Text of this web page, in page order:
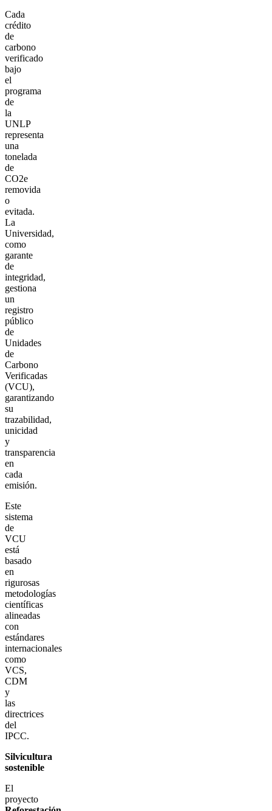
Cada
crédito
de
carbono
verificado
bajo
el
programa
de
la
UNLP
representa
una
tonelada
de
CO2e
removida
o
evitada.
La
Universidad,
como
garante
de
integridad,
gestiona
un
registro
público
de
Unidades
de
Carbono
Verificadas
(VCU),
garantizando
su
trazabilidad,
unicidad
y
transparencia
en
cada
emisión.
Este
sistema
de
VCU
está
basado
en
rigurosas
metodologías
científicas
alineadas
con
estándares
internacionales
como
VCS,
CDM
y
las
directrices
del
IPCC.
Silvicultura
sostenible
El
proyecto